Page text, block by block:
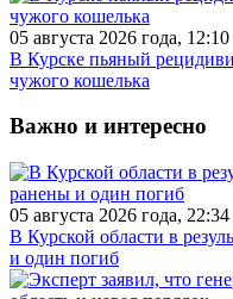
05 августа 2026 года, 12:10
В Курске пьяный
чужого кошелька
Важно и интересно
05 августа 2026 года, 22:34
В Курской области в
и один погиб